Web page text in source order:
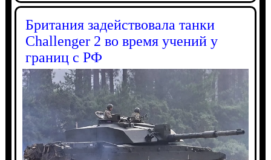
Британия задействовала танки
Challenger 2 во время учений у
границ с РФ